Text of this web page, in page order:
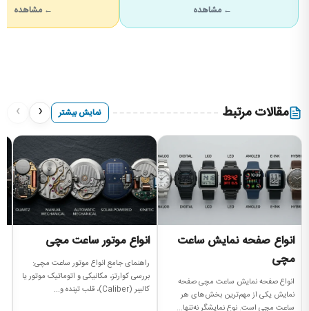
← مشاهده ← مشاهده
مقالات مرتبط نمایش بیشتر ‹
›
انواع صفحه نمایش ساعت
مچی
انواع صفحه نمایش ساعت مچی صفحه
نمایش یکی از مهم‌ترین بخش‌های هر
انواع موتور ساعت مچی
راهنمای جامع انواع موتور ساعت مچی:
بررسی کوارتز، مکانیکی و اتوماتیک موتور یا
کالیبر (Caliber)، قلب تپنده و...